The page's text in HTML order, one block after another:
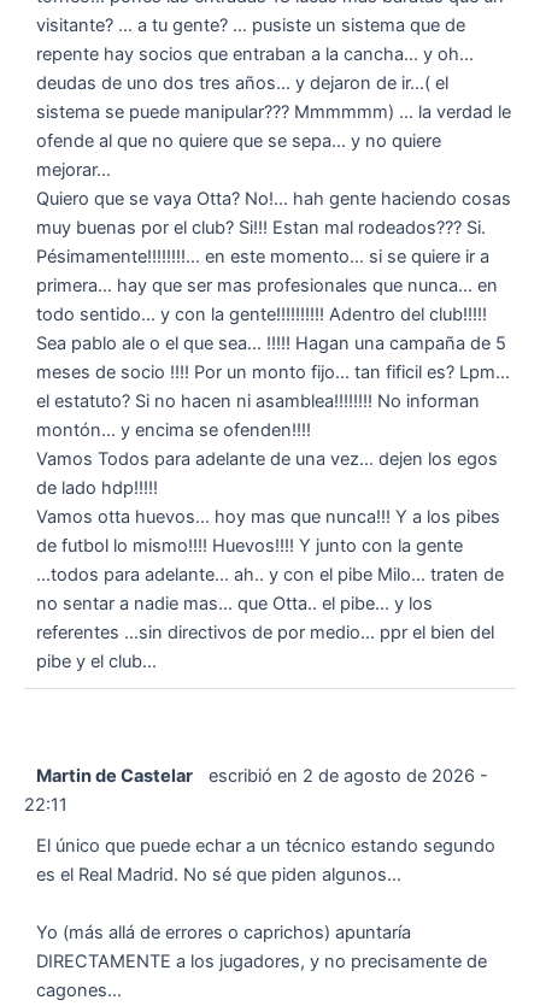
visitante? ... a tu gente? ... pusiste un sistema que de
repente hay socios que entraban a la cancha... y oh...
deudas de uno dos tres años... y dejaron de ir...( el
sistema se puede manipular??? Mmmmmm) ... la verdad le
ofende al que no quiere que se sepa... y no quiere
mejorar...
Quiero que se vaya Otta? No!... hah gente haciendo cosas
muy buenas por el club? Si!!! Estan mal rodeados??? Si.
Pésimamente!!!!!!!!... en este momento... si se quiere ir a
primera... hay que ser mas profesionales que nunca... en
todo sentido... y con la gente!!!!!!!!!! Adentro del club!!!!!
Sea pablo ale o el que sea... !!!!! Hagan una campaña de 5
meses de socio !!!! Por un monto fijo... tan fificil es? Lpm...
el estatuto? Si no hacen ni asamblea!!!!!!!! No informan
montón... y encima se ofenden!!!!
Vamos Todos para adelante de una vez... dejen los egos
de lado hdp!!!!!
Vamos otta huevos... hoy mas que nunca!!! Y a los pibes
de futbol lo mismo!!!! Huevos!!!! Y junto con la gente
...todos para adelante... ah.. y con el pibe Milo... traten de
no sentar a nadie mas... que Otta.. el pibe... y los
referentes ...sin directivos de por medio... ppr el bien del
pibe y el club...
Martin de Castelar escribió en 2 de agosto de 2026 -
22:11
El único que puede echar a un técnico estando segundo
es el Real Madrid. No sé que piden algunos…
Yo (más allá de errores o caprichos) apuntaría
DIRECTAMENTE a los jugadores, y no precisamente de
cagones…